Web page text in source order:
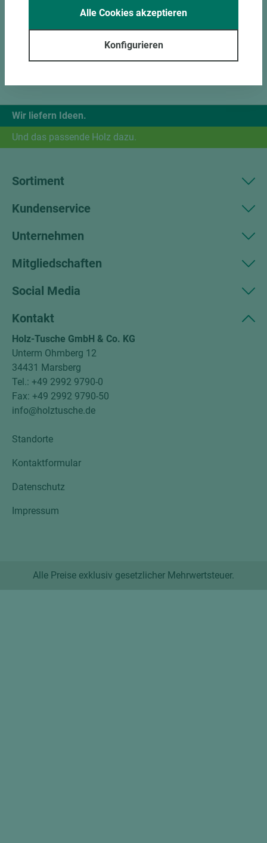
Wir liefern Ideen.
Und das passende Holz dazu.
Sortiment
Kundenservice
Unternehmen
Mitgliedschaften
Social Media
Kontakt
Holz-Tusche GmbH & Co. KG
Unterm Ohmberg 12
34431 Marsberg
Tel.: +49 2992 9790-0
Fax: +49 2992 9790-50
info@holztusche.de
Standorte
Kontaktformular
Datenschutz
Impressum
Alle Preise exklusiv gesetzlicher Mehrwertsteuer.
Konfigurieren
Alle Cookies akzeptieren